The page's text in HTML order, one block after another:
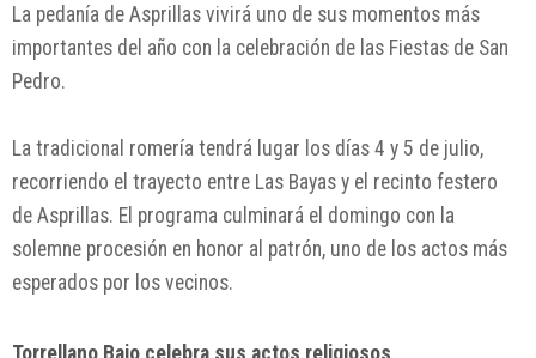
La pedanía de Asprillas vivirá uno de sus momentos más
importantes del año con la celebración de las Fiestas de San
Pedro.
La tradicional romería tendrá lugar los días 4 y 5 de julio,
recorriendo el trayecto entre Las Bayas y el recinto festero
de Asprillas. El programa culminará el domingo con la
solemne procesión en honor al patrón, uno de los actos más
esperados por los vecinos.
Torrellano Bajo celebra sus actos religiosos